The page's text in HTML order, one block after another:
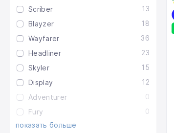
Scriber
13
Blayzer
18
Wayfarer
36
Headliner
23
Skyler
15
Display
12
Adventurer
0
Fury
0
показать больше